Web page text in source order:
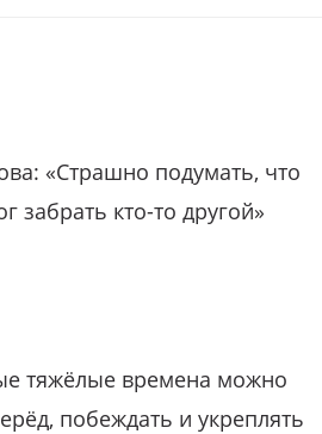
«Страшно подумать, что
забрать кто-то другой»
тяжёлые времена можно
побеждать и укреплять